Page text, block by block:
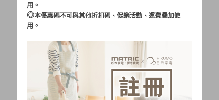
帳號：
加入會員 忘記密碼?
用。
◎本優惠碼不可與其他折扣碼、促銷活動、運費疊加使
用。